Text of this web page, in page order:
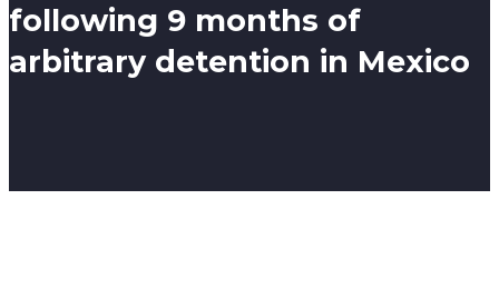
following 9 months of
arbitrary detention in Mexico